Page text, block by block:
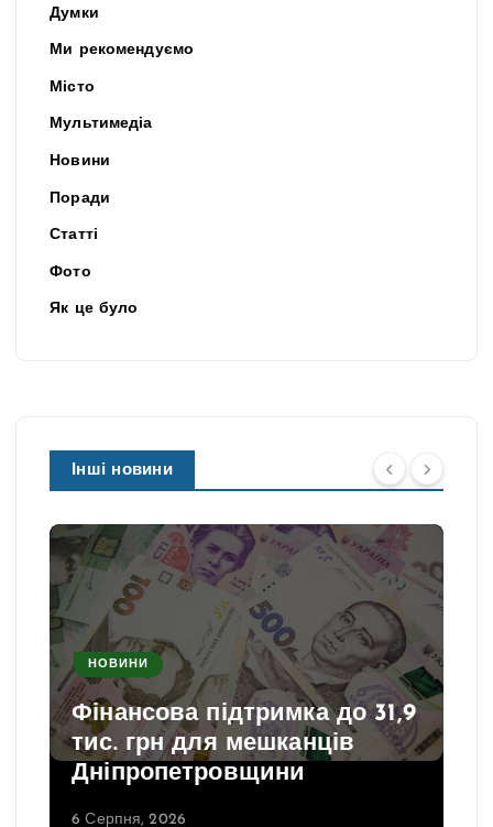
Думки
Ми рекомендуємо
Місто
Мультимедіа
Новини
Поради
Статті
Фото
Як це було
Інші новини
НОВИНИ
Фінансова підтримка до 31,9
тис. грн для мешканців
Дніпропетровщини
6 Серпня, 2026